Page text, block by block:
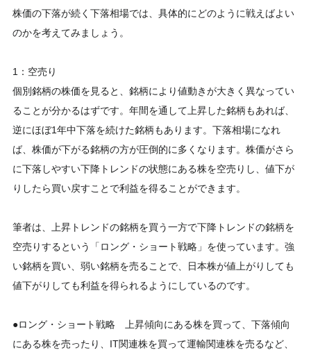
株価の下落が続く下落相場では、具体的にどのように戦えばよい
のかを考えてみましょう。
1：空売り
個別銘柄の株価を見ると、銘柄により値動きが大きく異なってい
ることが分かるはずです。年間を通して上昇した銘柄もあれば、
逆にほぼ1年中下落を続けた銘柄もあります。下落相場になれ
ば、株価が下がる銘柄の方が圧倒的に多くなります。株価がさら
に下落しやすい下降トレンドの状態にある株を空売りし、値下が
りしたら買い戻すことで利益を得ることができます。
筆者は、上昇トレンドの銘柄を買う一方で下降トレンドの銘柄を
空売りするという「ロング・ショート戦略」を使っています。強
い銘柄を買い、弱い銘柄を売ることで、日本株が値上がりしても
値下がりしても利益を得られるようにしているのです。
●ロング・ショート戦略 上昇傾向にある株を買って、下落傾向
にある株を売ったり、IT関連株を買って運輸関連株を売るなど、